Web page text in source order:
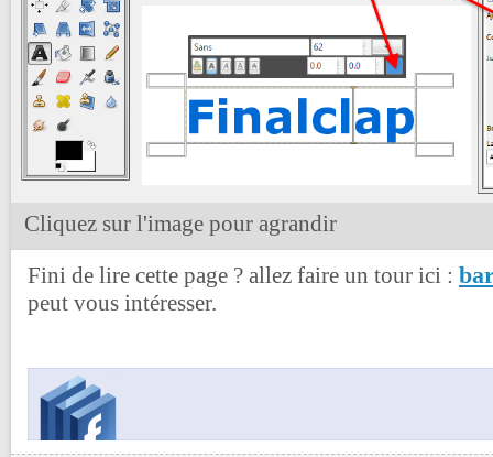
Cliquez sur l'image pour agrandir
Fini de lire cette page ? allez faire un tour ici :
peut vous intéresser.